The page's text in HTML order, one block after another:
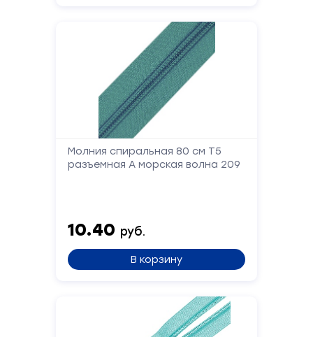
Молния спиральная 80 см Т5
разъемная А морская волна 209
10.40 руб.
В корзину
перезвоним
Ваше
имя
Сообщение
Отправить